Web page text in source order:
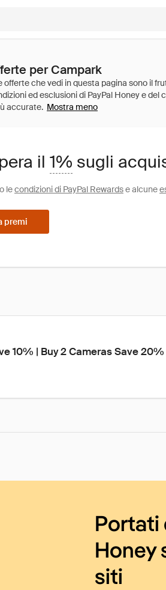
per Campark
Mostra meno
il 1% sugli
lecondizioni di PayPal Rewardse alcune
premi
10% | Buy 2 Cameras Save
Portati
Honey
siti